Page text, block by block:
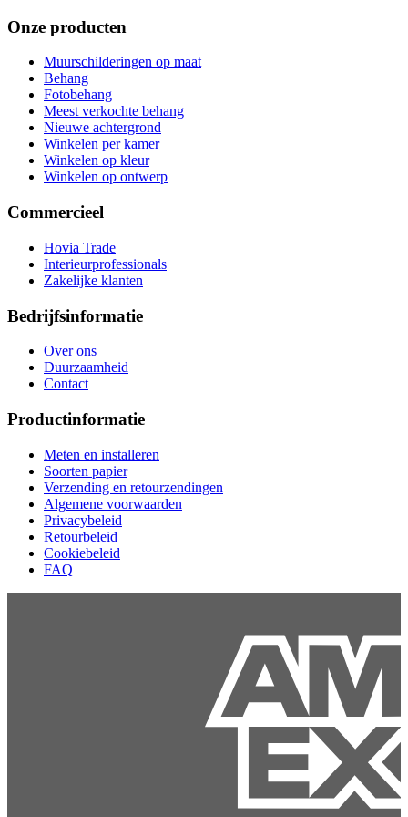
Onze producten
Muurschilderingen op maat
Behang
Fotobehang
Meest verkochte behang
Nieuwe achtergrond
Winkelen per kamer
Winkelen op kleur
Winkelen op ontwerp
Commercieel
Hovia Trade
Interieurprofessionals
Zakelijke klanten
Bedrijfsinformatie
Over ons
Duurzaamheid
Contact
Productinformatie
Meten en installeren
Soorten papier
Verzending en retourzendingen
Algemene voorwaarden
Privacybeleid
Retourbeleid
Cookiebeleid
FAQ